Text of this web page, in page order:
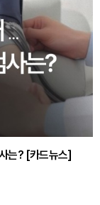
제 [카드뉴스]